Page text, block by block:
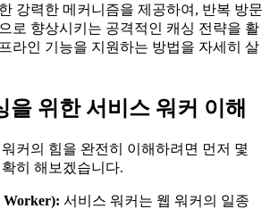
강력한 메커니즘을 제공하여, 반복 방문
로 향상시키는 공격적인 캐싱 전략을 활
라인 기능을 지원하는 방법을 자세히 살
을 위한 서비스 워커 이해
커의 힘을 완전히 이해하려면 먼저 몇
히 해보겠습니다.
Worker): 서비스 워커는 웹 워커의 일종